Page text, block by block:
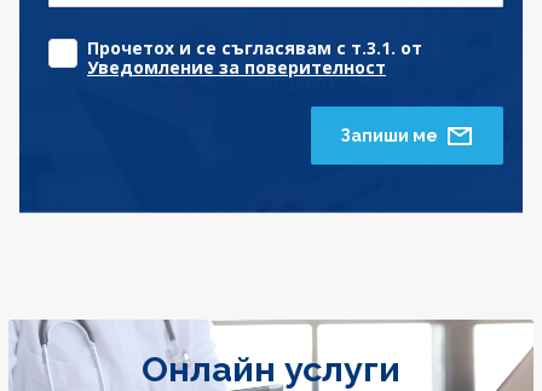
Прочетох и се съгласявам с т.3.1. от
Уведомление за поверителност
Запиши ме
Онлайн услуги